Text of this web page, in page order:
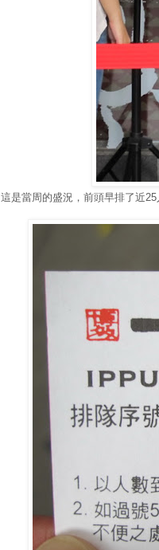
這是當周的盛況，前頭早排了近